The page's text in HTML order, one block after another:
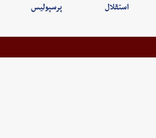
استقلال پرسپولیس